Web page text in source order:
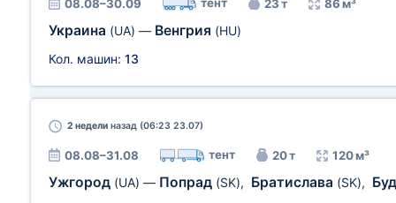
08.08–30.09 23 т 86 м³
Украина (UA) — Венгрия (HU)
Кол. машин: 13
2 недели назад (06:23 23.07)
08.08–31.08 тент 20 т 120 м³
Ужгород (UA) — Попрад (SK), Братислава (SK),